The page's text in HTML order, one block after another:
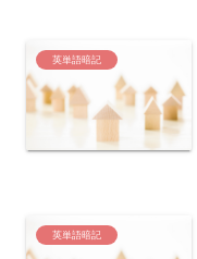
英単語暗記
英単語暗記